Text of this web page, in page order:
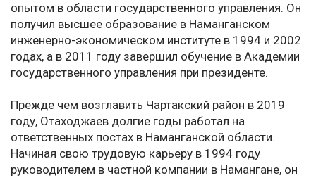
опытом в области государственного управления. Он
получил высшее образование в Наманганском
инженерно-экономическом институте в 1994 и 2002
годах, а в 2011 году завершил обучение в Академии
государственного управления при президенте.
Прежде чем возглавить Чартакский район в 2019
году, Отаходжаев долгие годы работал на
ответственных постах в Наманганской области.
Начиная свою трудовую карьеру в 1994 году
руководителем в частной компании в Намангане, он